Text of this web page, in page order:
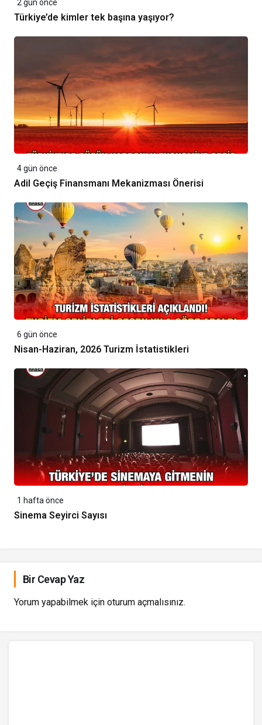
2 gün önce
Türkiye’de kimler tek başına yaşıyor?
4 gün önce
Adil Geçiş Finansmanı Mekanizması Önerisi
6 gün önce
Nisan-Haziran, 2026 Turizm İstatistikleri
1 hafta önce
Sinema Seyirci Sayısı
Bir Cevap Yaz
Yorum yapabilmek için oturum açmalısınız.